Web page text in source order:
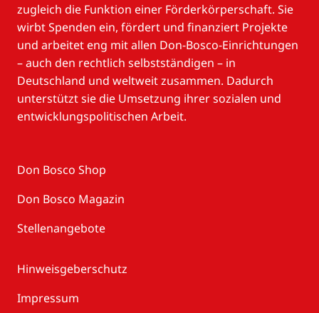
zugleich die Funktion einer Förderkörperschaft. Sie
wirbt Spenden ein, fördert und finanziert Projekte
und arbeitet eng mit allen Don-Bosco-Einrichtungen
– auch den rechtlich selbstständigen – in
Deutschland und weltweit zusammen. Dadurch
unterstützt sie die Umsetzung ihrer sozialen und
entwicklungspolitischen Arbeit.
Don Bosco Shop
Don Bosco Magazin
Stellenangebote
Hinweisgeberschutz
Impressum